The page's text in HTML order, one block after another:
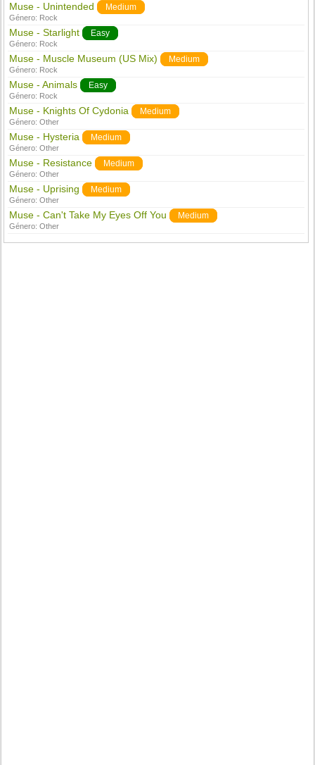
Muse - Unintended Medium
Género: Rock
Muse - Starlight Easy
Género: Rock
Muse - Muscle Museum (US Mix) Medium
Género: Rock
Muse - Animals Easy
Género: Rock
Muse - Knights Of Cydonia Medium
Género:Other
Muse - Hysteria Medium
Género:Other
Muse - Resistance Medium
Género:Other
Muse - Uprising Medium
Género:Other
Muse - Can't Take My Eyes Off You Medium
Género:Other